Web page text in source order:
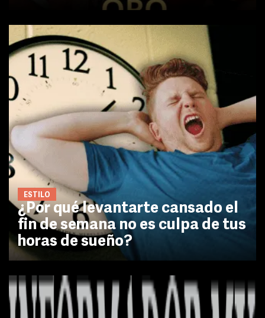
ESTILO
¿Por qué levantarte cansado el
fin de semana no es culpa de tus
horas de sueño?